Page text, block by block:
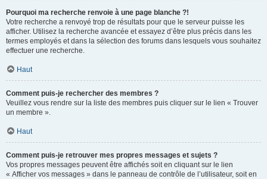
Pourquoi ma recherche renvoie à une page blanche ?!
Votre recherche a renvoyé trop de résultats pour que le serveur puisse les
afficher. Utilisez la recherche avancée et essayez d’être plus précis dans les
termes employés et dans la sélection des forums dans lesquels vous souhaitez
effectuer une recherche.
Haut
Comment puis-je rechercher des membres ?
Veuillez vous rendre sur la liste des membres puis cliquer sur le lien « Trouver
un membre ».
Haut
Comment puis-je retrouver mes propres messages et sujets ?
Vos propres messages peuvent être affichés soit en cliquant sur le lien
« Afficher vos messages » dans le panneau de contrôle de l’utilisateur, soit en